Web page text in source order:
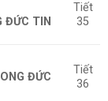
ĐỨC TIN
Tiết
35
ĐỨC
Tiết
36